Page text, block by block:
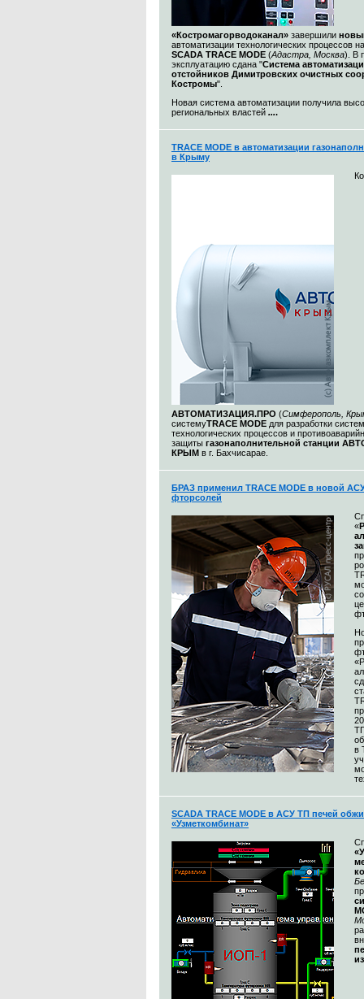
«Костромагорводоканал» завершили
автоматизации технологических процессов
SCADA TRACE MODE (Адастра, Москва). В
эксплуатацию сдана "Система
отстойников Димитровских очистных
Костромы".
Новая система автоматизации получила
региональных властей ....
TRACE MODE в автоматизации
в Крыму
АВТОМАТИЗАЦИЯ.ПРО (Симферополь,
системуTRACE MODE для разработки
технологических процессов и
защиты газонаполнительной станции
КРЫМ в г. Бахчисарае.
БРАЗ применил TRACE MODE в новой
фторсолей
«
в
SCADA TRACE MODE в АСУ ТП печей
«Узметкомбинат»